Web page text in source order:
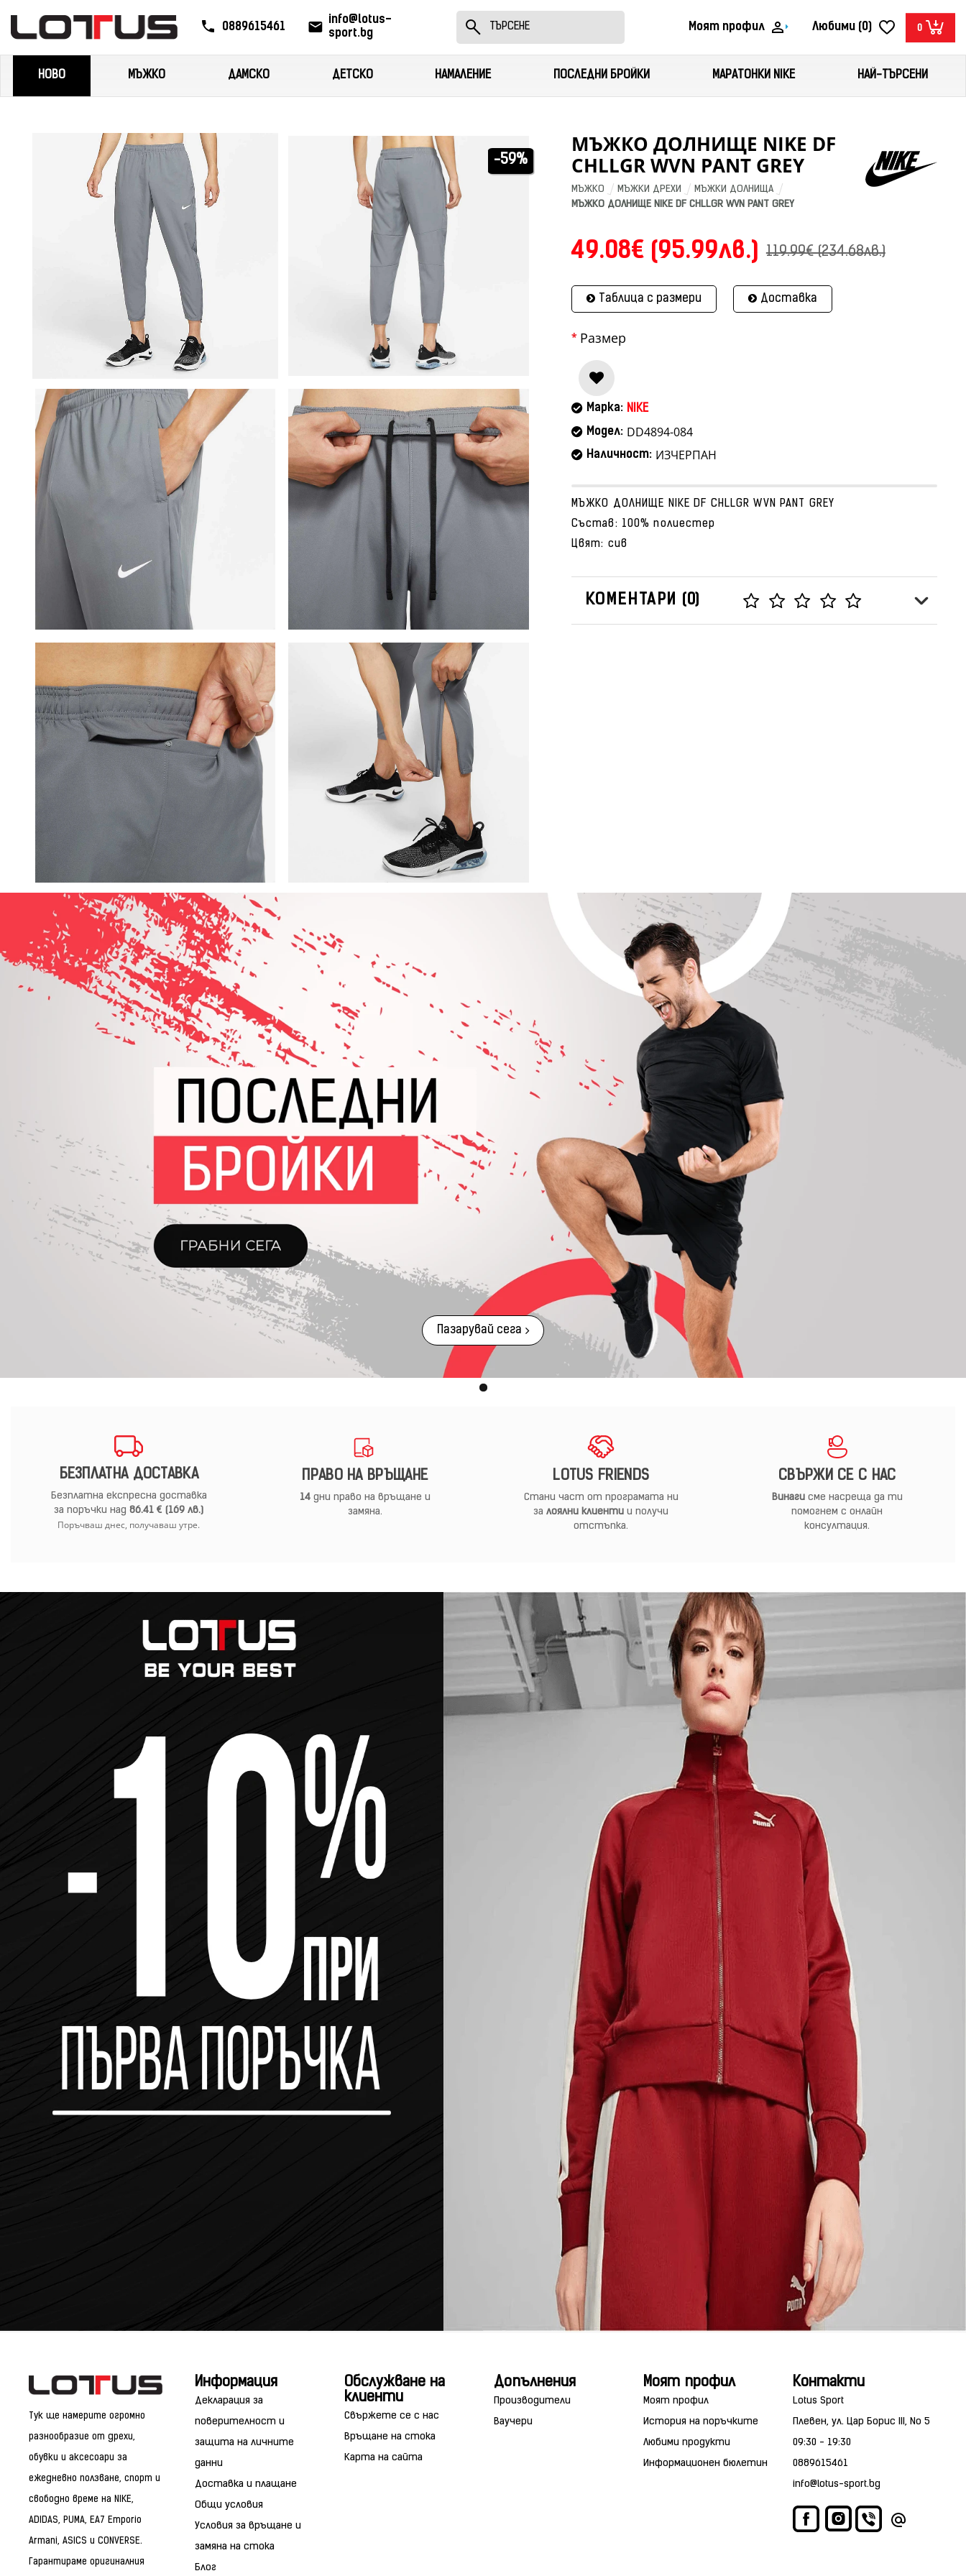
0889615461
info@lotus-
sport.bg
Моят профил Любими (0) 0
НОВО МЪЖКО ДАМСКО ДЕТСКО НАМАЛЕНИЕ ПОСЛЕДНИ БРОЙКИ МАРАТОНКИ NIKE НАЙ-ТЪРСЕНИ
-59%
МЪЖКО ДОЛНИЩЕ NIKE DF
CHLLGR WVN PANT GREY
МЪЖКО МЪЖКИ ДРЕХИ
МЪЖКИ ДОЛНИЩА
МЪЖКО ДОЛНИЩЕ NIKE DF CHLLGR WVN PANT GREY
49.08€ (95.99лв.) 119.99€ (234.68лв.)
Таблица с размери Доставка
Размер
Марка: NIKE
Модел: DD4894-084
Наличност: ИЗЧЕРПАН
МЪЖКО ДОЛНИЩЕ NIKE DF CHLLGR WVN PANT GREY
Състав: 100% полиестер
Цвят: сив
КОМЕНТАРИ (0)
Пазарувай сега
БЕЗПЛАТНА ДОСТАВКА
Безплатна експресна доставка
за поръчки над86.41 € (169 лв.)
Поръчваш днес, получаваш утре.
ПРАВО НА ВРЪЩАНЕ
14дни право на връщане и
замяна.
LOTUS FRIENDS
Стани част от програмата ни
залоялни клиенти и получи
отстъпка.
СВЪРЖИ СЕ С НАС
Винагисме насреща да ти
помогнем с онлайн
консултация.
Тук ще намерите огромно
разнообразие от дрехи,
обувки и аксесоари за
ежедневно ползване, спорт и
свободно време на NIKE,
ADIDAS, PUMA, EA7 Emporio
Armani, ASICS и CONVERSE.
Гарантираме оригиналния
Информация
Декларация за
поверителност и
защита на личните
данни
Доставка и плащане
Общи условия
Условия за връщане и
замяна на стока
Блог
Обслужване на
клиенти
Свържете се с нас
Връщане на стока
Карта на сайта
Допълнения
Производители
Ваучери
Моят профил
Моят профил
История на поръчките
Любими продукти
Информационен бюлетин
Контакти
Lotus Sport
Плевен, ул. Цар Борис III, No 5
09:30 - 19:30
0889615461
info@lotus-sport.bg